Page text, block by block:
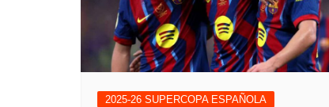
2025-26 SUPERCOPA ESPAÑOLA